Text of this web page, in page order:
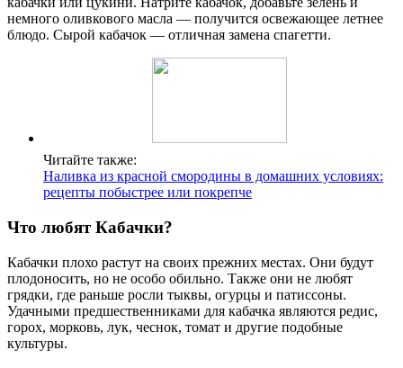
немного оливкового масла — получится освежающее летнее
блюдо. Сырой кабачок — отличная замена спагетти.
Читайте также:
Наливка из красной смородины в домашних условиях:
рецепты побыстрее или покрепче
Что любят Кабачки?
Кабачки плохо растут на своих прежних местах. Они будут
плодоносить, но не особо обильно. Также они не любят
грядки, где раньше росли тыквы, огурцы и патиссоны.
Удачными предшественниками для кабачка являются редис,
горох, морковь, лук, чеснок, томат и другие подобные
культуры.